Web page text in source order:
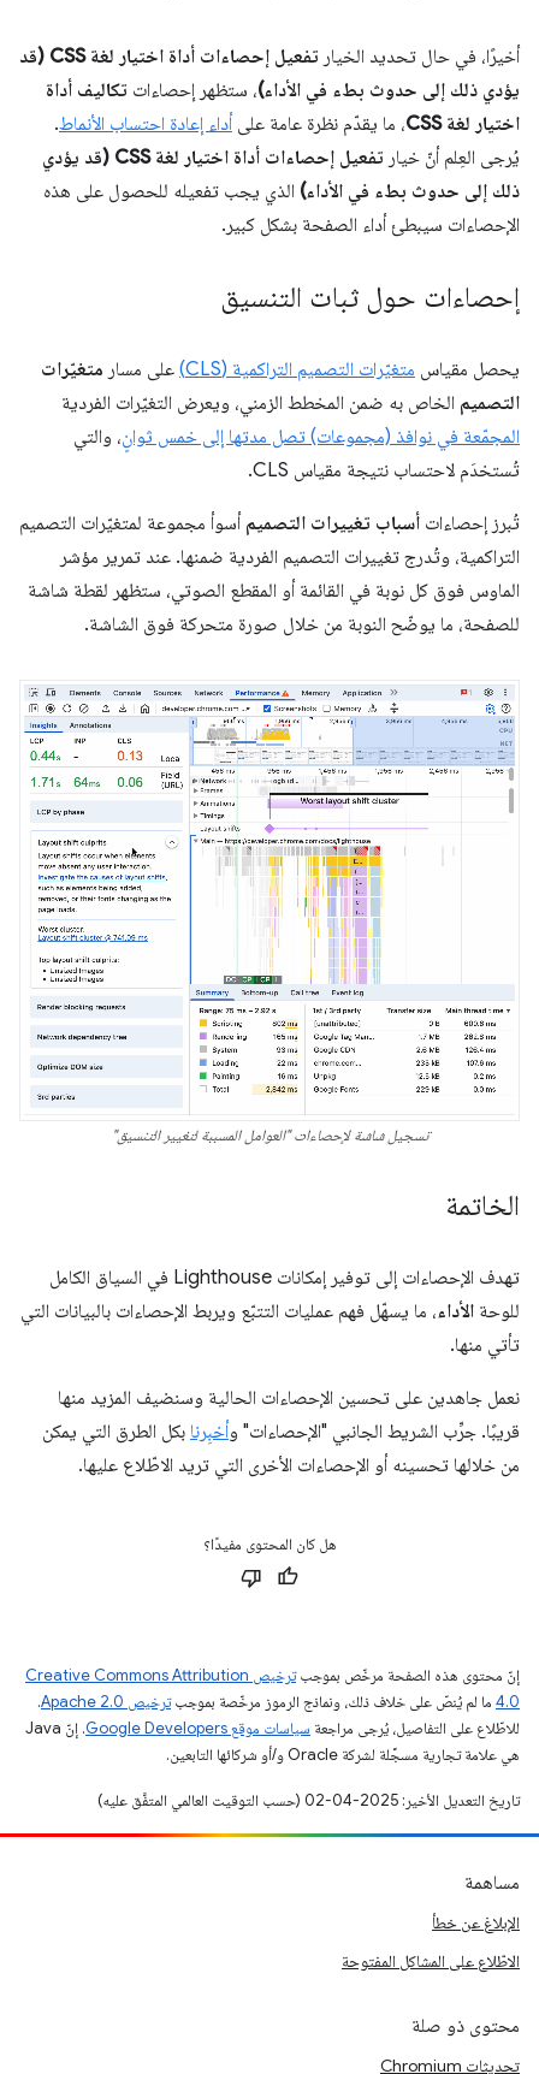
أخيرًا، في حال تحديد الخيار
تفعيل إحصاءات أداة اختيار لغة CSS (قد
يؤدي ذلك إلى حدوث بطء في الأداء)، ستظهر إحصاءات تكاليف أداة
اختيار لغة CSS
، ما يقدّم نظرة عامة على أداء إعادة احتساب الأنماط.
يُرجى العِلم أنّ خيار
تفعيل إحصاءات أداة اختيار لغة CSS (قد يؤدي
ذلك إلى حدوث بطء في الأداء) الذي يجب تفعيله للحصول على هذه
الإحصاءات سيبطئ أداء الصفحة بشكل كبير.
إحصاءات حول ثبات التنسيق
يحصل مقياس متغيّرات التصميم التراكمية (CLS) على مسار متغيّرات
التصميم الخاص به ضمن المخطط الزمني، ويعرض التغيّرات الفردية
المجمّعة في نوافذ (مجموعات) تصل مدتها إلى خمس ثوانٍ، والتي
تُستخدَم لاحتساب نتيجة مقياس CLS.
تُبرز إحصاءات أسباب تغييرات التصميم أسوأ مجموعة لمتغيّرات التصميم
التراكمية، وتُدرج تغييرات التصميم الفردية ضمنها. عند تمرير مؤشر
الماوس فوق كل نوبة في القائمة أو المقطع الصوتي، ستظهر لقطة شاشة
للصفحة، ما يوضّح النوبة من خلال صورة متحركة فوق الشاشة.
تسجيل شاشة لإحصاءات "العوامل المسببة لتغيير التنسيق"
الخاتمة
تهدف الإحصاءات إلى توفير إمكانات Lighthouse في السياق الكامل
للوحة الأداء، ما يسهّل فهم عمليات التتبّع ويربط الإحصاءات بالبيانات التي
تأتي منها.
نعمل جاهدين على تحسين الإحصاءات الحالية وسنضيف المزيد منها
قريبًا. جرِّب الشريط الجانبي "الإحصاءات" وأخبِرنا بكل الطرق التي يمكن
من خلالها تحسينه أو الإحصاءات الأخرى التي تريد الاطّلاع عليها.
هل كان المحتوى مفيدًا؟
إنّ محتوى هذه الصفحة مرخّص بموجب
ترخيص Creative Commons Attribution
4.0‏ ما لم يُنصّ على خلاف ذلك، ونماذج الرموز مرخّصة بموجبترخيص Apache 2.0‏
.
للاطّلاع على التفاصيل، يُرجى مراجعة سياسات موقع Google Developers‏
. إنّ Java
هي علامة تجارية مسجَّلة لشركة Oracle و/أو شركائها التابعين.
تاريخ التعديل الأخير: 2025-04-02 (حسب التوقيت العالمي المتفَّق عليه)
مساهمة
الإبلاغ عن خطأ
الاطّلاع على المشاكل المفتوحة
محتوى ذو صلة
تحديثات Chromium